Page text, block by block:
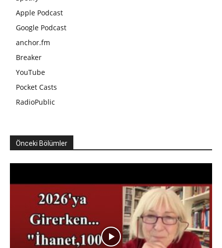
Apple Podcast
Google Podcast
anchor.fm
Breaker
YouTube
Pocket Casts
RadioPublic
Önceki Bölümler